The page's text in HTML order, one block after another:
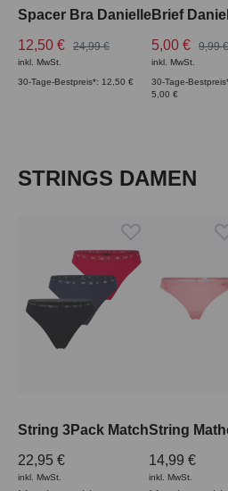
Spacer Bra Danielle
12,50 €
24,99 €
inkl. MwSt.
30-Tage-Bestpreis*: 12,50 €
Brief
5,00 €
9,99 €
inkl. MwSt.
30-Tage-
5,00 €
Produktgalerie überspringen
STRINGS DAMEN
String 3Pack Match
22,95 €
inkl. MwSt.
String
14,99 €
inkl. MwSt.